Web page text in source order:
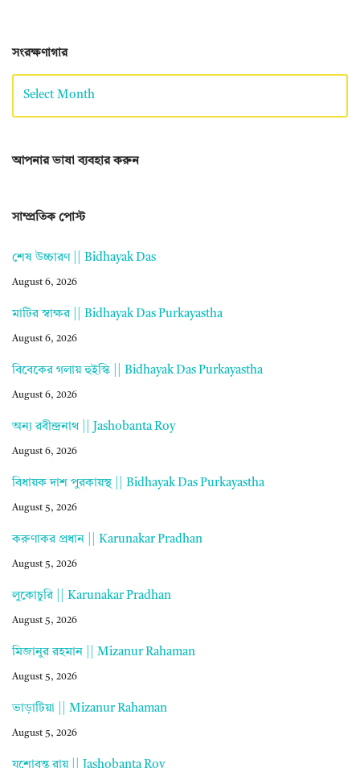
সংরক্ষণাগার
আপনার ভাষা ব্যবহার করুন
সাম্প্রতিক পোস্ট
শেষ উচ্চারণ || Bidhayak Das
August 6, 2026
মাটির স্বাক্ষর || Bidhayak Das Purkayastha
August 6, 2026
বিবেকের গলায় হুইস্কি || Bidhayak Das Purkayastha
August 6, 2026
অন্য রবীন্দ্রনাথ || Jashobanta Roy
August 6, 2026
বিধায়ক দাশ পুরকায়স্থ || Bidhayak Das Purkayastha
August 5, 2026
করুণাকর প্রধান || Karunakar Pradhan
August 5, 2026
লুকোচুরি || Karunakar Pradhan
August 5, 2026
মিজানুর রহমান || Mizanur Rahaman
August 5, 2026
ভাড়াটিয়া || Mizanur Rahaman
August 5, 2026
যশোবন্ত রায় || Jashobanta Roy